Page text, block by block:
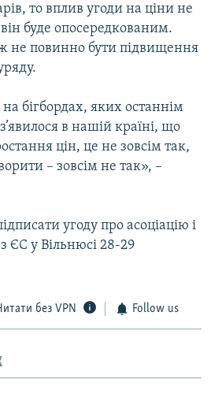
то вплив угоди на ціни не
буде опосередкованим.
не повинно бути підвищення
бігбордах, яких останнім
в нашій країні, що
цін, це не зовсім так,
– зовсім не так», –
угоду про асоціацію і
з ЄС у Вільнюсі 28-29
без VPN Follow us